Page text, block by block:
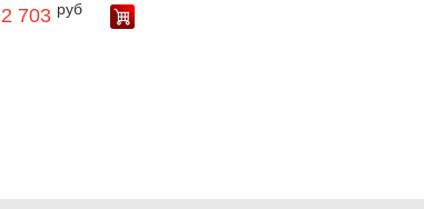
2 703 руб